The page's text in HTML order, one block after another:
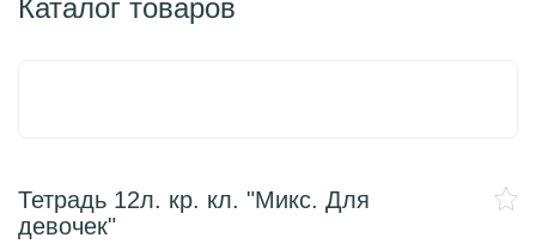
Каталог товаров
Тетрадь 12л. кр. кл. "Микс. Для
девочек"